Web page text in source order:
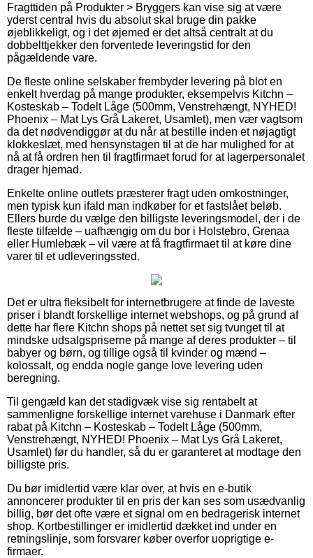
Fragttiden på Produkter > Bryggers kan vise sig at være
yderst central hvis du absolut skal bruge din pakke
øjeblikkeligt, og i det øjemed er det altså centralt at du
dobbelttjekker den forventede leveringstid for den
pågældende vare.
De fleste online selskaber frembyder levering på blot en
enkelt hverdag på mange produkter, eksempelvis Kitchn –
Kosteskab – Todelt Låge (500mm, Venstrehængt, NYHED!
Phoenix – Mat Lys Grå Lakeret, Usamlet), men vær vagtsom
da det nødvendiggør at du når at bestille inden et nøjagtigt
klokkeslæt, med hensynstagen til at de har mulighed for at
nå at få ordren hen til fragtfirmaet forud for at lagerpersonalet
drager hjemad.
Enkelte online outlets præsterer fragt uden omkostninger,
men typisk kun ifald man indkøber for et fastslået beløb.
Ellers burde du vælge den billigste leveringsmodel, der i de
fleste tilfælde – uafhængig om du bor i Holstebro, Grenaa
eller Humlebæk – vil være at få fragtfirmaet til at køre dine
varer til et udleveringssted.
Det er ultra fleksibelt for internetbrugere at finde de laveste
priser i blandt forskellige internet webshops, og på grund af
dette har flere Kitchn shops på nettet set sig tvunget til at
mindske udsalgspriserne på mange af deres produkter – til
babyer og børn, og tillige også til kvinder og mænd –
kolossalt, og endda nogle gange love levering uden
beregning.
Til gengæld kan det stadigvæk vise sig rentabelt at
sammenligne forskellige internet varehuse i Danmark efter
rabat på Kitchn – Kosteskab – Todelt Låge (500mm,
Venstrehængt, NYHED! Phoenix – Mat Lys Grå Lakeret,
Usamlet) før du handler, så du er garanteret at modtage den
billigste pris.
Du bør imidlertid være klar over, at hvis en e-butik
annoncerer produkter til en pris der kan ses som usædvanlig
billig, bør det ofte være et signal om en bedragerisk internet
shop. Kortbestillinger er imidlertid dækket ind under en
retningslinje, som forsvarer køber overfor uoprigtige e-
firmaer.